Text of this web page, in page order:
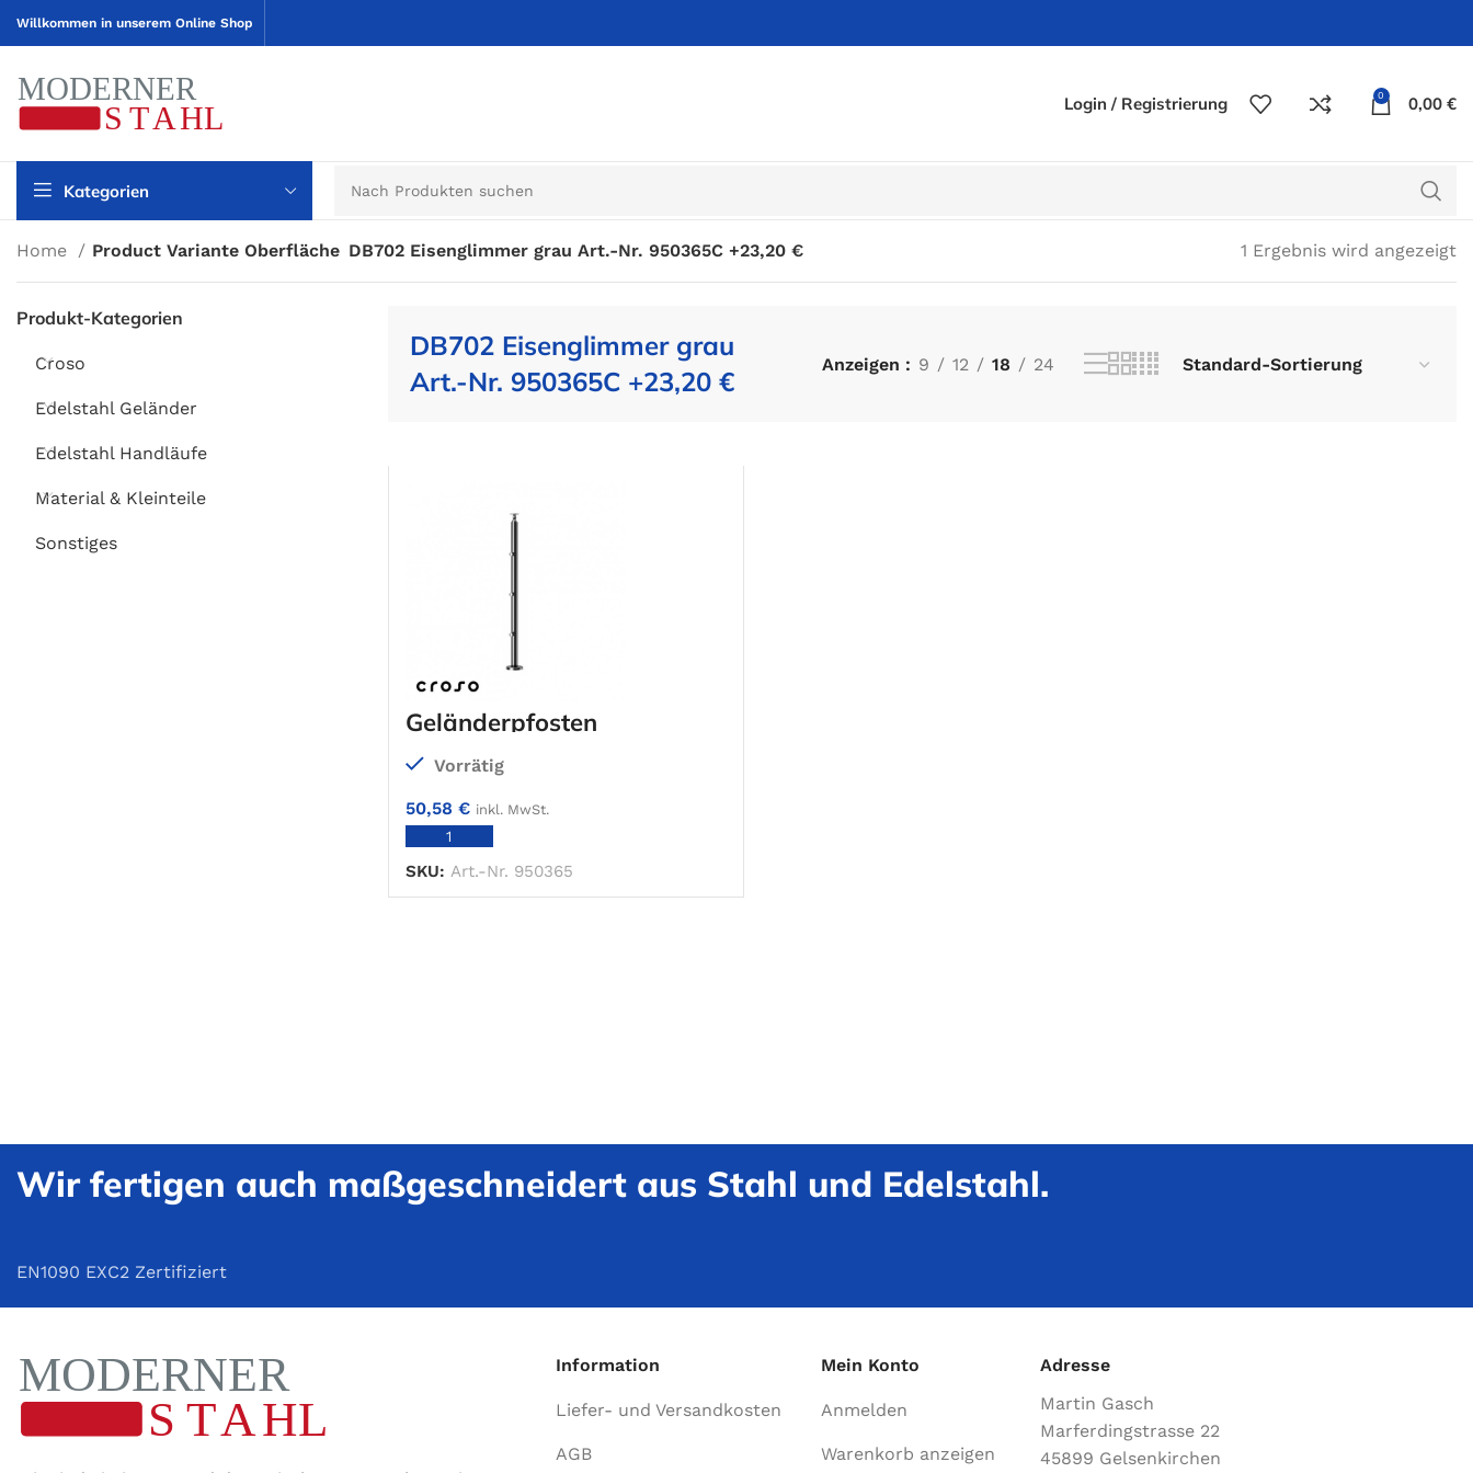
Willkommen in unserem Online Shop
Login / Registrierung 0 0,00 €
Kategorien
Home Product Variante Oberfläche DB702 Eisenglimmer grau Art.-Nr. 950365C +23,20 € 1 Ergebnis wird angezeigt
Produkt-Kategorien
Croso
Edelstahl Geländer
Edelstahl Handläufe
Material & Kleinteile
Sonstiges
DB702 Eisenglimmer grau
Art.-Nr. 950365C +23,20 €
Anzeigen 9 12 18 24
Geländerpfosten
Vorrätig
50,58 € inkl. MwSt.
SKU: Art.-Nr. 950365
Wir fertigen auch maßgeschneidert aus Stahl und Edelstahl.
EN1090 EXC2 Zertifiziert
Information
Liefer- und Versandkosten
AGB
Mein Konto
Anmelden
Warenkorb anzeigen
Adresse
Martin Gasch
Marferdingstrasse 22
45899 Gelsenkirchen